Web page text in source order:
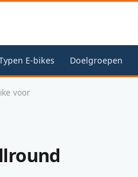
E-bikes Doelgroepen
voor